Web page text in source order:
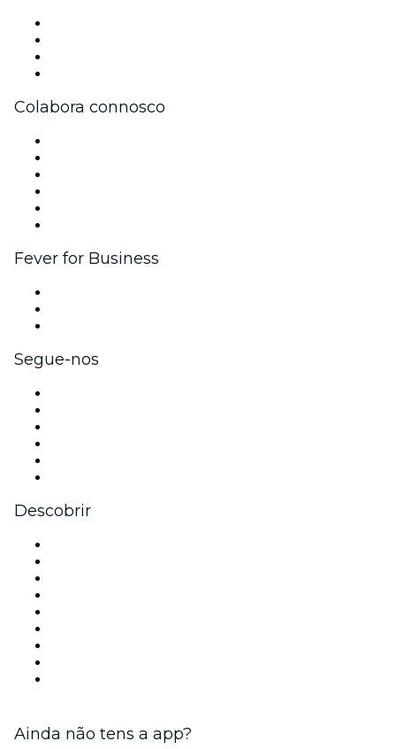
Colabora connosco
Fever for Business
Segue-nos
Descobrir
Ainda não tens a app?